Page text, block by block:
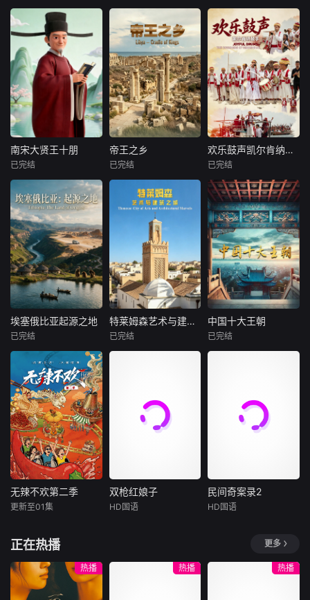
《中国味道·市井寻
味》走遍大江南
北，聚焦十组最接
地气的美食图景：
从一锅乱炖的豪
迈，到明火直烤的
奔放；从辣度爆表
的酣畅，到反差之
味的惊喜；从时令
山野的鲜灵，到下
水全物的逆袭与入
山东蓬莱海边的八
仙石雕，承载着家
喻户晓的民间传神
话。八位身世各不
相同的凡人，各持
法器得道成仙，流
传下黄粱一梦、倒
骑毛驴等诸多趣
闻，其中最广为流
传的八仙过海、各
显神通勇斗龙王的
神话，更藏着古时
百姓对惩恶扬善、
和而不同的美好期
本片立足宏阔历史
视野，系统梳理自
文明起源至1911年
的中国古代历史。
在保留原作对统一
多民族国家形成及
中华文明发展主线
的基础上，精编版
进一步优化叙事结
构，聚焦历代治乱
兴衰的关键节点与
化内容的情节张力
与视听表现力。删
削繁冗，力求在严
谨底色之上，生动
揭示历史演进的内
在逻辑与规律，为
观众呈现一部脉络
清晰、史实翔实、
引人入胜的影像中
国通史。
南宋大贤王十朋
聚焦南宋“状元贤
守”王十朋，以人物
生平为轴、精神内
核为魂，串联其求
学、治家、从政、
交友、寄情山水的
完整人生，既还原
一位“清廉刚直、勤
民务实”的古代贤士
形象，又挖掘其思
想与实践对当代的
南宋大贤王十朋
已完结
帝王之乡
聚焦利比亚古城勒
卜达，位于首都的
黎波里以东约120
公里。该城由腓尼
基水手于公元前七
世纪建立，后来在
罗马帝国时期成为
北非最重要的城市
之一。
帝王之乡
已完结
欢乐鼓声凯尔肯纳鼓手
介绍凯尔肯纳群岛
的民间民俗文化，
当地居民一直致力
于将这些传统世代
相传并加以保护。
参加“节目交流竞
赛”——“阿拉伯世
界各地”类别，主题
为“阿拉伯世界的民
间艺术”
欢乐鼓声凯尔肯纳鼓手
已完结
埃塞俄比亚起源之地
埃塞俄比亚，被誉
为&amp;quot;非洲
屋脊&amp;quot;与
&amp;quot;人类起
源的故乡&amp;qu
ot;。三百二十万年
前，&amp;quot;露
西&amp;quot;骨架
化石在此出土，向
世界证明这里是人
类先祖直立行走的
世界上第一杯咖啡
的醇香。本片以&a
mp;quot;起源&am
p;quot;为
埃塞俄比亚起源之地
已完结
特莱姆森艺术与建筑之城
典型案例。由于这
座城市拥有丰富的
建筑遗产，当地居
精彩影像展示，守
护并呈现着这座城
特莱姆森艺术与建筑之城
已完结
中国十大王朝
入点，用大量历史
资料和最新考古发
现，从多侧面客
艺术、科技等方面
的成就，让历史自
中国十大王朝
已完结
无辣不欢第二季
腾讯视频自制美食
纪录片《无辣不
欢》第二季，以&a
mp;quot;辣&amp;q
uot;为情绪钥匙，
无辣不欢第二季
更新至01集
双枪红娘子
男新婚之日，丈夫
双枪红娘子
HD国语
民间奇案录2
患有妄想症的
警察张天盛遇上一
民间奇案录2
HD国语
正在热播 更多
热播 热播 热播